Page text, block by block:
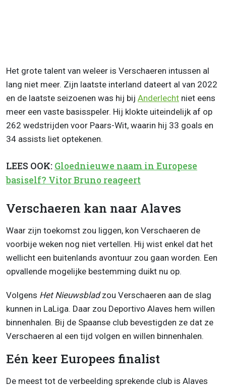
Het grote talent van weleer is Verschaeren intussen al
lang niet meer. Zijn laatste interland dateert al van 2022
en de laatste seizoenen was hij bij Anderlecht niet eens
meer een vaste basisspeler. Hij klokte uiteindelijk af op
262 wedstrijden voor Paars-Wit, waarin hij 33 goals en
34 assists liet optekenen.
LEES OOK: Gloednieuwe naam in Europese
basiself? Vitor Bruno reageert
Verschaeren kan naar Alaves
Waar zijn toekomst zou liggen, kon Verschaeren de
voorbije weken nog niet vertellen. Hij wist enkel dat het
wellicht een buitenlands avontuur zou gaan worden. Een
opvallende mogelijke bestemming duikt nu op.
Volgens Het Nieuwsbladzou Verschaeren aan de slag
kunnen in LaLiga. Daar zou Deportivo Alaves hem willen
binnenhalen. Bij de Spaanse club bevestigden ze dat ze
Verschaeren al een tijd volgen en willen binnenhalen.
Eén keer Europees finalist
De meest tot de verbeelding sprekende club is Alaves